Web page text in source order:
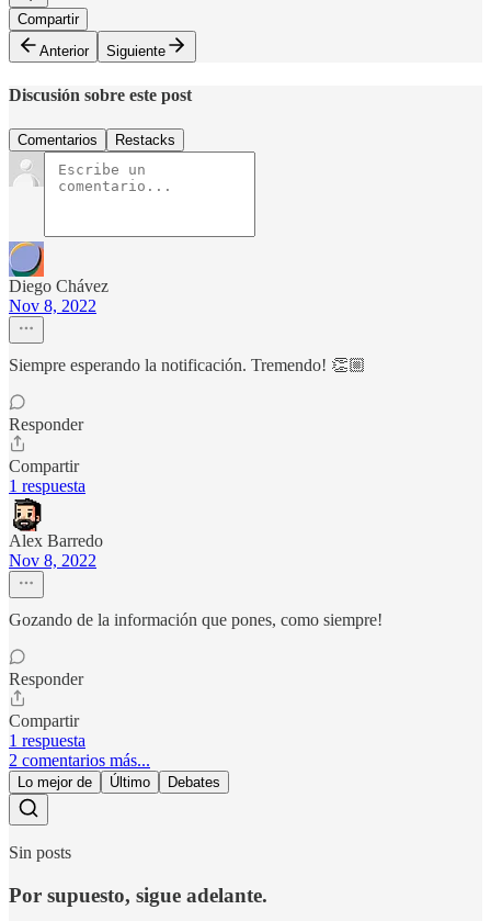
Compartir
Anterior
Siguiente
Discusión sobre este post
Comentarios Restacks
Diego Chávez
Nov 8, 2022
Siempre esperando la notificación. Tremendo! 👏🏼
Responder
Compartir
1 respuesta
Alex Barredo
Nov 8, 2022
Gozando de la información que pones, como siempre!
Responder
Compartir
1 respuesta
2 comentarios más...
Lo mejor de Último Debates
Sin posts
Por supuesto, sigue adelante.